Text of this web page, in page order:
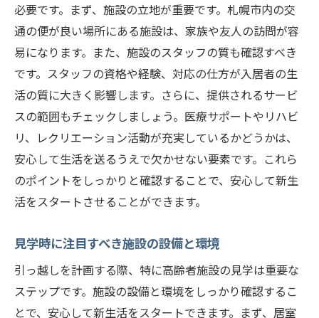
必要です。まず、施設の立地が重要です。札幌市内の交
通の便が良い場所にある施設は、家族や友人の訪問が容
易になります。また、施設のスタッフの質も確認すべき
です。スタッフの資格や経験、対応の仕方が入居者の生
活の質に大きく影響します。さらに、提供されるサービ
スの範囲もチェックしましょう。医療サポートやリハビ
リ、レクリエーション活動が充実しているかどうかは、
安心して生活を送るうえで欠かせない要素です。これら
のポイントをしっかりと確認することで、安心して新生
活をスタートさせることができます。
見学時に注目すべき施設の設備と環境
引っ越しを計画する際、特に高齢者施設の見学は重要な
ステップです。施設の設備と環境をしっかり確認するこ
とで、安心して新生活をスタートできます。まず、居室